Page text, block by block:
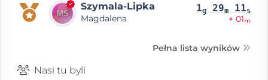
Szymala-Lipka
Magdalena
1g 29m 11s
+ 01m
Pełna lista wyników
Nasi tu byli